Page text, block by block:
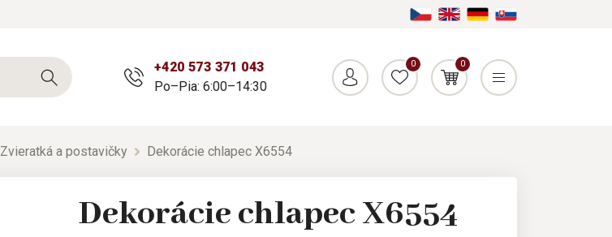
+420 573 371 043
Po–Pia: 6:00–14:30
0 0
Zvieratká a postavičky Dekorácie chlapec X6554
Dekorácie chlapec X6554